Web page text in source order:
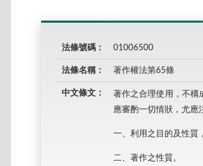
法條號碼： 01006500
法條名稱： 著作權法第65條
中文條文：
著作之合理使用，不構
應審酌一切情狀，尤應
一、利用之目的及性質
二、著作之性質。